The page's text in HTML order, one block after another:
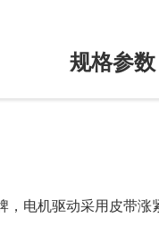
规格参数
电机驱动采用皮带涨